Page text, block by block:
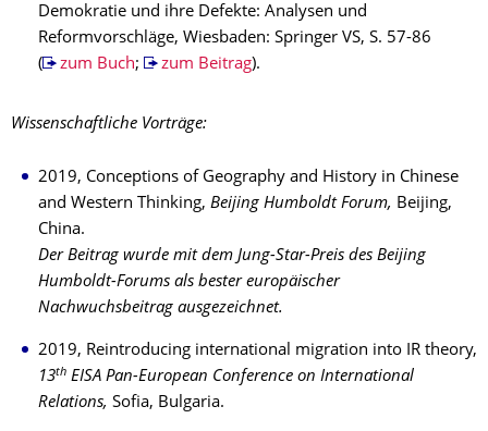
Demokratie und ihre Defekte: Analysen und
Reformvorschläge, Wiesbaden: Springer VS, S. 57-86
(
zum Buch; zum Beitrag).
Wissenschaftliche Vorträge:
2019, Conceptions of Geography and History in Chinese
and Western Thinking, Beijing Humboldt Forum, Beijing,
China.
Der Beitrag wurde mit dem Jung-Star-Preis des Beijing
Humboldt-Forums als bester europäischer
Nachwuchsbeitrag ausgezeichnet.
2019, Reintroducing international migration into IR theory,
13th EISA Pan-European Conference on International
Relations, Sofia, Bulgaria.